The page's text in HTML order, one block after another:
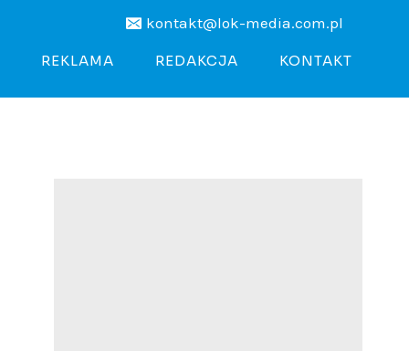
kontakt@lok-media.com.pl
REKLAMA REDAKCJA KONTAKT